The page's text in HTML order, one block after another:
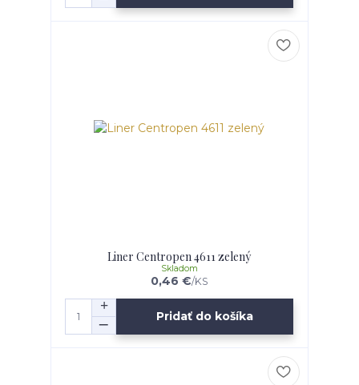
Liner Centropen 4611 zelený
0,46 €/KS
Skladom
Pridať do košíka